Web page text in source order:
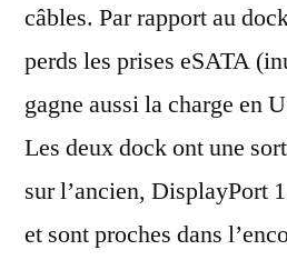
câbles. Par rapport au
perds les prises eSATA
gagne aussi la charge en
Les deux dock ont une
sur l’ancien, DisplayPort
et sont proches dans